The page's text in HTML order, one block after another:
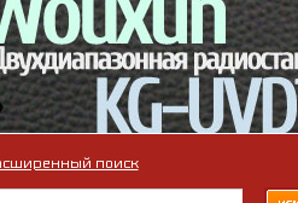
поиск